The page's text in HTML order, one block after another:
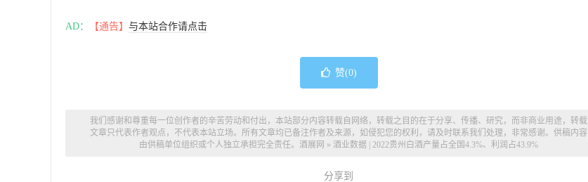
AD： 【通告】 与本站合作请点击
赞(0)
我们感谢和尊重每一位创作者的辛苦劳动和付出，本站部分内容转载自网络，转载之目的在于分享、传播、研究，而非商业用途，转载
文章只代表作者观点，不代表本站立场。所有文章均已备注作者及来源，如侵犯您的权利，请及时联系我们处理，非常感谢。供稿内容
由供稿单位组织或个人独立承担完全责任。 酒展网 » 酒业数据 | 2022贵州白酒产量占全国4.3%、利润占43.9%
分享到